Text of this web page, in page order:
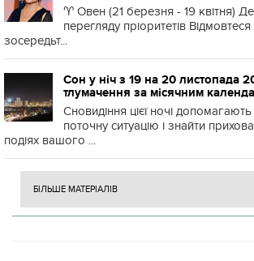
♈️ Овен (21 березня - 19 квітня)
перегляду пріоритетів
зосередьт...
Сон у ніч з 19 на 20 листопада
тлумачення за місячним
Сновидіння цієї ночі
поточну ситуацію і знайти
подіях вашого ...
БІЛЬШЕ МАТЕРІАЛІВ